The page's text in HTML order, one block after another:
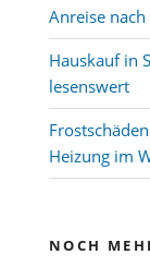
Anreise
Hauskauf in
lesenswert
Heizung im
NOCH